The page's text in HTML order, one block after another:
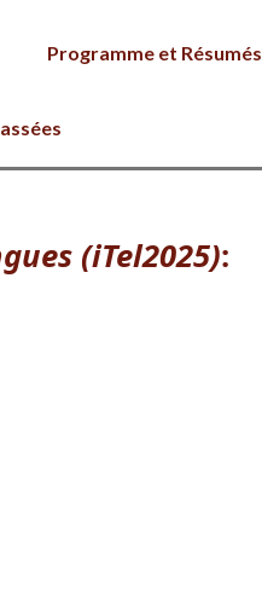
Programme et Résumés
(iTel2025):